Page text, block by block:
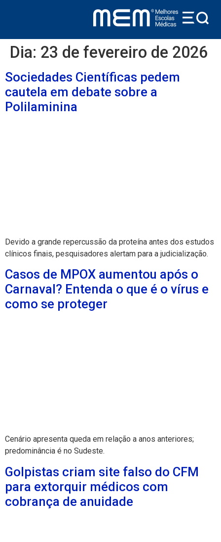
Dia: 23 de fevereiro de 2026
Sociedades Científicas pedem
cautela em debate sobre a
Polilaminina
Devido a grande repercussão da proteína antes dos estudos
clínicos finais, pesquisadores alertam para a judicialização.
Casos de MPOX aumentou após o
Carnaval? Entenda o que é o vírus e
como se proteger
Cenário apresenta queda em relação a anos anteriores;
predominância é no Sudeste.
Golpistas criam site falso do CFM
para extorquir médicos com
cobrança de anuidade